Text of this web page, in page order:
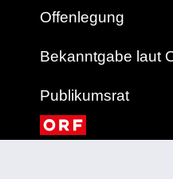
Offenlegung
Bekanntgabe laut
Publikumsrat